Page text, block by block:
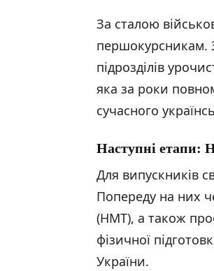
За сталою
першокурсникам.
підрозділів
яка за роки
сучасного
Наступні етапи:
Для випускників
Попереду на них
(НМТ), а також
фізичної
України.